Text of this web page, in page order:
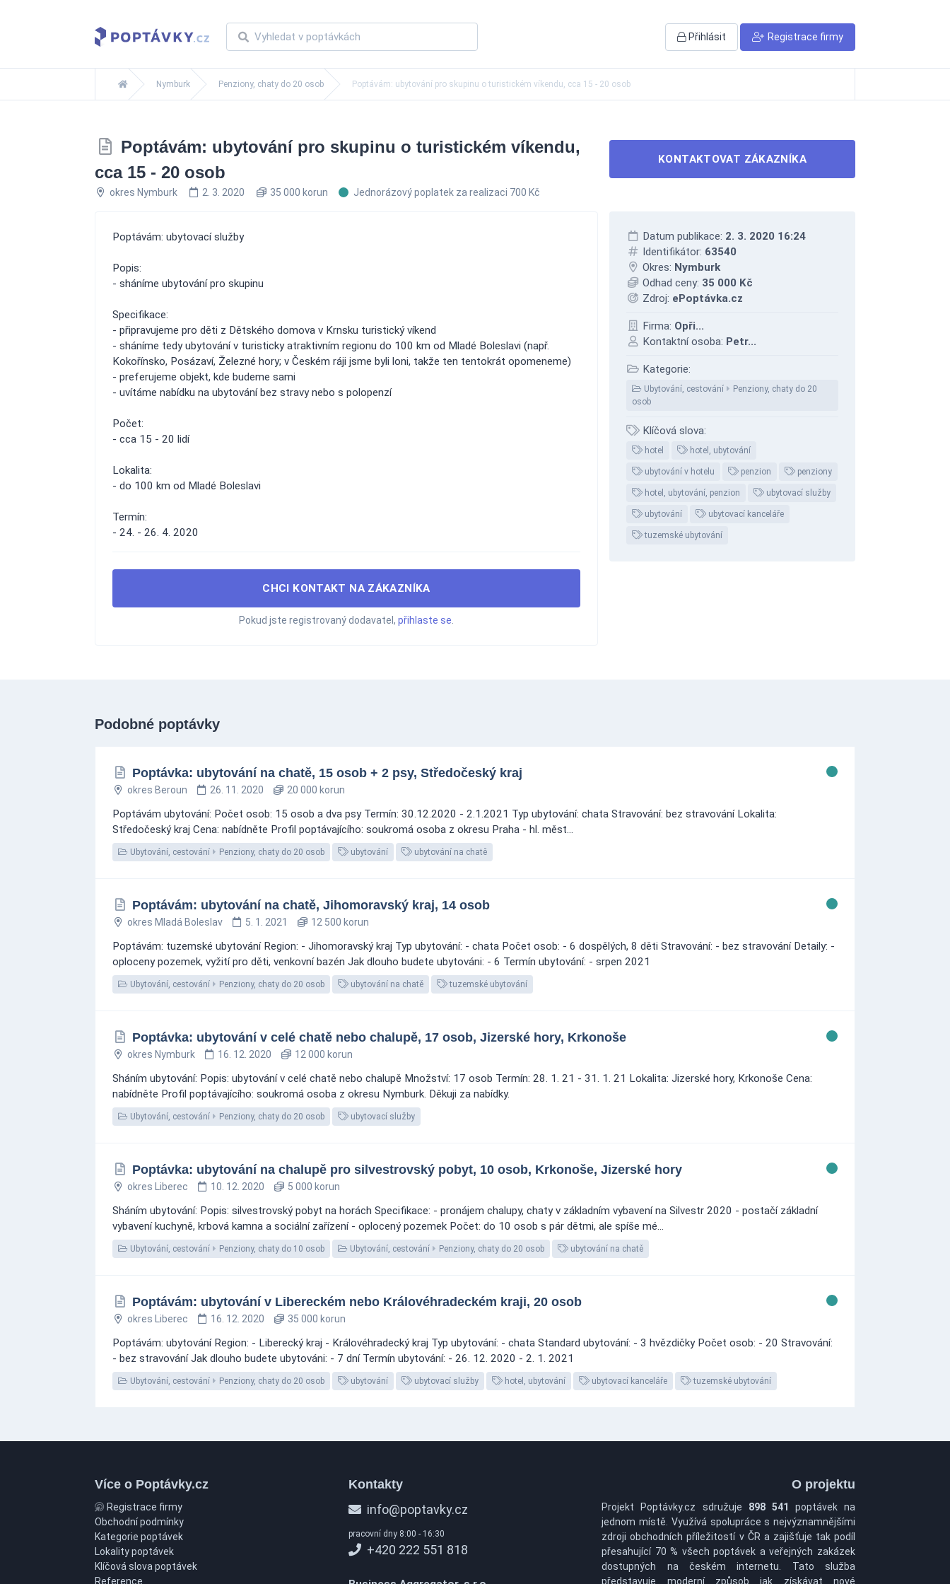
Přihlásit Registrace firmy
Nymburk Penziony, chaty do 20 osob Poptávám: ubytování pro skupinu o turistickém víkendu, cca 15 - 20 osob
Poptávám: ubytování pro skupinu o turistickém víkendu,
cca 15 - 20 osob
okres Nymburk 2. 3. 2020 35 000 korun Jednorázový poplatek za realizaci 700 Kč
KONTAKTOVAT ZÁKAZNÍKA
Poptávám: ubytovací služby
Popis:
- sháníme ubytování pro skupinu
Specifikace:
- připravujeme pro děti z Dětského domova v Krnsku turistický víkend
- sháníme tedy ubytování v turisticky atraktivním regionu do 100 km od Mladé Boleslavi (např.
Kokořínsko, Posázaví, Železné hory; v Českém ráji jsme byli loni, takže ten tentokrát opomeneme)
- preferujeme objekt, kde budeme sami
- uvítáme nabídku na ubytování bez stravy nebo s polopenzí
Počet:
- cca 15 - 20 lidí
Lokalita:
- do 100 km od Mladé Boleslavi
Termín:
- 24. - 26. 4. 2020
CHCI KONTAKT NA ZÁKAZNÍKA
Pokud jste registrovaný dodavatel, přihlaste se
Datum publikace: 2. 3. 2020 16:24
Identifikátor: 63540
Okres: Nymburk
Odhad ceny: 35 000 Kč
Zdroj: ePoptávka.cz
Firma: Opři...
Kontaktní osoba: Petr...
Kategorie:
Ubytování, cestování
Penziony, chaty do 20
osob
Klíčová slova:
hotel hotel, ubytování
ubytování v hotelu penzion penziony
hotel, ubytování, penzion ubytovací služby
ubytování ubytovací kanceláře
tuzemské ubytování
Podobné poptávky
Poptávka: ubytování na chatě, 15 osob + 2 psy, Středočeský kraj
okres Beroun 26. 11. 2020 20 000 korun
Poptávám ubytování: Počet osob: 15 osob a dva psy Termín: 30.12.2020 - 2.1.2021 Typ ubytování: chata Stravování: bez stravování Lokalita:
Středočeský kraj Cena: nabídněte Profil poptávajícího: soukromá osoba z okresu Praha - hl. měst...
Ubytování, cestování Penziony, chaty do 20 osob ubytování ubytování na chatě
Poptávám: ubytování na chatě, Jihomoravský kraj, 14 osob
okres Mladá Boleslav 5. 1. 2021 12 500 korun
Poptávám: tuzemské ubytování Region: - Jihomoravský kraj Typ ubytování: - chata Počet osob: - 6 dospělých, 8 děti Stravování: - bez stravování Detaily: -
oploceny pozemek, vyžití pro děti, venkovní bazén Jak dlouho budete ubytováni: - 6 Termín ubytování: - srpen 2021
Ubytování, cestování Penziony, chaty do 20 osob ubytování na chatě tuzemské ubytování
Poptávka: ubytování v celé chatě nebo chalupě, 17 osob, Jizerské hory, Krkonoše
okres Nymburk 16. 12. 2020 12 000 korun
Sháním ubytování: Popis: ubytování v celé chatě nebo chalupě Množství: 17 osob Termín: 28. 1. 21 - 31. 1. 21 Lokalita: Jizerské hory, Krkonoše Cena:
nabídněte Profil poptávajícího: soukromá osoba z okresu Nymburk. Děkuji za nabídky.
Ubytování, cestování Penziony, chaty do 20 osob ubytovací služby
Poptávka: ubytování na chalupě pro silvestrovský pobyt, 10 osob, Krkonoše, Jizerské hory
okres Liberec 10. 12. 2020 5 000 korun
Sháním ubytování: Popis: silvestrovský pobyt na horách Specifikace: - pronájem chalupy, chaty v základním vybavení na Silvestr 2020 - postačí základní
vybavení kuchyně, krbová kamna a sociální zařízení - oplocený pozemek Počet: do 10 osob s pár dětmi, ale spíše mé...
Ubytování, cestování Penziony, chaty do 10 osob Ubytování, cestování Penziony, chaty do 20 osob ubytování na chatě
Poptávám: ubytování v Libereckém nebo Královéhradeckém kraji, 20 osob
okres Liberec 16. 12. 2020 35 000 korun
Poptávám: ubytování Region: - Liberecký kraj - Královéhradecký kraj Typ ubytování: - chata Standard ubytování: - 3 hvězdičky Počet osob: - 20 Stravování:
- bez stravování Jak dlouho budete ubytováni: - 7 dní Termín ubytování: - 26. 12. 2020 - 2. 1. 2021
Ubytování, cestování Penziony, chaty do 20 osob ubytování ubytovací služby hotel, ubytování ubytovací kanceláře tuzemské ubytování
Více o Poptávky.cz
Registrace firmy
Obchodní podmínky
Kategorie poptávek
Lokality poptávek
Klíčová slova poptávek
Reference
Kontakty
info@poptavky.cz
pracovní dny 8:00 - 16:30
+420 222 551 818
O projektu
Projekt Poptávky.cz sdružuje 898 541
poptávek na
jednom místě. Využívá spolupráce s nejvýznamnějšími
zdroji obchodních příležitostí v ČR a zajišťuje tak podíl
přesahující 70 % všech poptávek a veřejných zakázek
dostupných na českém internetu. Tato služba
představuje moderní způsob jak získávat nové